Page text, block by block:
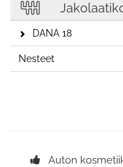
DANA 18
Nesteet
Auton